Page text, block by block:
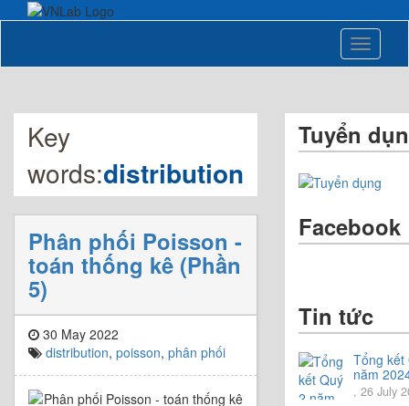
Toggle
Key
words:distribution
Phân phối Poisson -
toán thống kê (Phần
5)
30 May 2022
distribution, poisson, phân phối
Tuyển
Facebook
Tin tức
Tổng kết
năm
Chia sẻ
, 26 July